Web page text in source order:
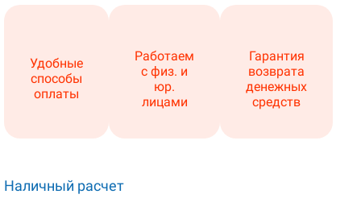
Удобные
способы
оплаты
Работаем
с физ. и
юр.
лицами
Гарантия
возврата
денежных
средств
Наличный расчет